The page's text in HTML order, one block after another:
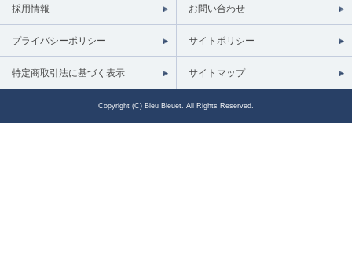
採用情報 お問い合わせ
プライバシーポリシー サイトポリシー
特定商取引法に基づく表示 サイトマップ
Copyright (C) Bleu Bleuet. All Rights Reserved.